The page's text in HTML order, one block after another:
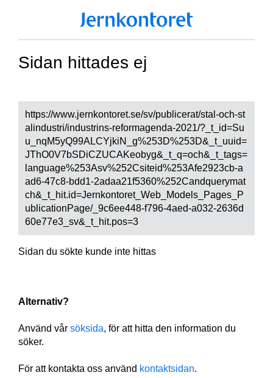
Sidan hittades ej
https://www.jernkontoret.se/sv/publicerat/stal-och-st
alindustri/industrins-reformagenda-2021/?_t_id=Su
u_nqM5yQ99ALCYjkiN_g%253D%253D&_t_uuid=
JThO0V7bSDiCZUCAKeobyg&_t_q=och&_t_tags=
language%253Asv%252Csiteid%253Afe2923cb-a
ad6-47c8-bdd1-2adaa21f5360%252Candquerymat
ch&_t_hit.id=Jernkontoret_Web_Models_Pages_P
ublicationPage/_9c6ee448-f796-4aed-a032-2636d
60e77e3_sv&_t_hit.pos=3
Sidan du sökte kunde inte hittas
Alternativ?
Använd vår söksida, för att hitta den information du
söker.
För att kontakta oss använd kontaktsidan.